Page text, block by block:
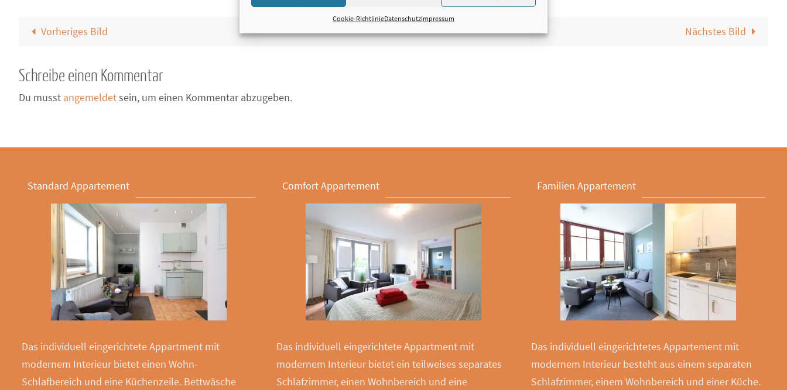
Cookie-RichtlinieDatenschutzImpressum
Vorheriges Bild Nächstes Bild
Schreibe einen Kommentar
Du musst angemeldetsein, um einen Kommentar abzugeben.
Standard Appartement
Das individuell eingerichtete Appartment mit
modernem Interieur bietet einen Wohn-
Schlafbereich und eine Küchenzeile. Bettwäsche
Comfort Appartement
Das individuell eingerichtete Appartment mit
modernem Interieur bietet ein teilweises separates
Schlafzimmer, einen Wohnbereich und eine
Familien Appartement
Das individuell eingerichtetes Appartement mit
modernem Interieur besteht aus einem separaten
Schlafzimmer, einem Wohnbereich und einer Küche.